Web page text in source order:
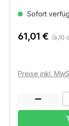
Sofort
61,01 € (6,10
Preise inkl.